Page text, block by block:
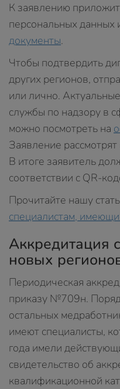
К заявлению
персональных данных
документы.
Чтобы подтвердить
других регионов,
или лично.
службы по надзору в
можно посмотреть на
Заявление
В итоге заявитель
соответствии с QR-
Прочитайте нашу
специалистам,
Аккредитация
новых
Периодическая
приказу №709н.
остальных
имеют специалисты,
года имели
свидетельство об
квалификационной